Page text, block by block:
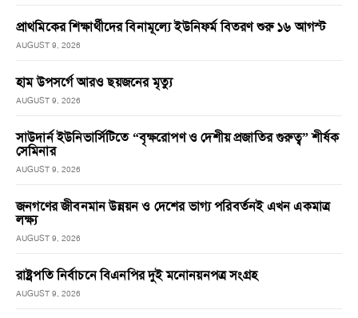
প্রাথমিকের শিক্ষার্থীদের বিনামূল্যে ইউনিফর্ম বিতরণ শুরু ১৬ আগস্ট
AUGUST 9, 2026
হাম উপসর্গে আরও ছয়জনের মৃত্যু
AUGUST 9, 2026
সাউদার্ন ইউনিভার্সিটিতে “বৃক্ষরোপণ ও দেশীয় প্রজাতির গুরুত্ব” শীর্ষক
সেমিনার
AUGUST 9, 2026
জনগণের জীবনমান উন্নয়ন ও দেশের ভাগ্য পরিবর্তনই এখন একমাত্র
লক্ষ্য
AUGUST 9, 2026
রাষ্ট্রপতি নির্বাচনে বিএনপির দুই মনোনয়নপত্র সংগ্রহ
AUGUST 9, 2026